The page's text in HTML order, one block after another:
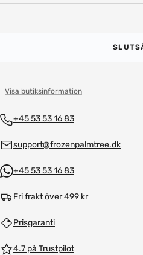
Visa butiksinformation
+45 53 53 16 83
support@frozenpalmtree.dk
+45 53 53 16 83
Fri frakt över 499 kr
Prisgaranti
4.7 på Trustpilot